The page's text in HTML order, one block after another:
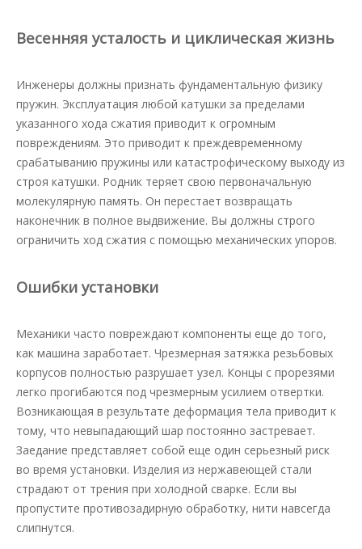
Весенняя усталость и циклическая жизнь
Инженеры должны признать фундаментальную физику
пружин. Эксплуатация любой катушки за пределами
указанного хода сжатия приводит к огромным
повреждениям. Это приводит к преждевременному
срабатыванию пружины или катастрофическому выходу из
строя катушки. Родник теряет свою первоначальную
молекулярную память. Он перестает возвращать
наконечник в полное выдвижение. Вы должны строго
ограничить ход сжатия с помощью механических упоров.
Ошибки установки
Механики часто повреждают компоненты еще до того,
как машина заработает. Чрезмерная затяжка резьбовых
корпусов полностью разрушает узел. Концы с прорезями
легко прогибаются под чрезмерным усилием отвертки.
Возникающая в результате деформация тела приводит к
тому, что невыпадающий шар постоянно застревает.
Заедание представляет собой еще один серьезный риск
во время установки. Изделия из нержавеющей стали
страдают от трения при холодной сварке. Если вы
пропустите противозадирную обработку, нити навсегда
слипнутся.